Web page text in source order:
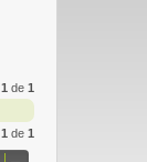
1 de 1
1 de 1